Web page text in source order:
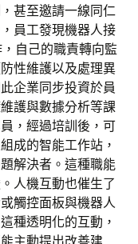
甚至邀請一線同仁
員工發現機器人接
自己的職責轉向監
性維護以及處理異
企業同步投資於員
護與數據分析等課
，經過培訓後，可
成的智能工作站，
解決者。這種職能
人機互動也催生了
觸控面板與機器人
種透明化的互動，
主動提出改善建